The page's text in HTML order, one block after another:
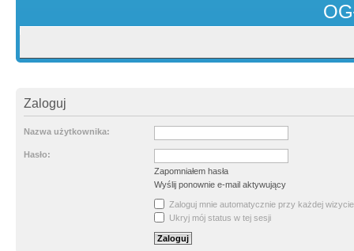
Zaloguj
Nazwa użytkownika:
Hasło:
Zapomniałem hasła
Wyślij ponownie e-mail aktywujący
Zaloguj mnie automatycznie przy każdej wizycie
Ukryj mój status w tej sesji